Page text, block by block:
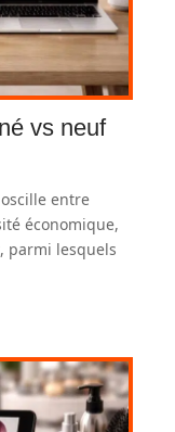
vs neuf
entre
économique,
parmi lesquels